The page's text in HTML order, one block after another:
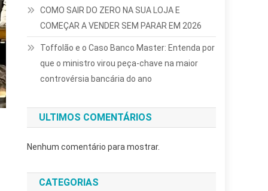
COMO SAIR DO ZERO NA SUA LOJA E
COMEÇAR A VENDER SEM PARAR EM 2026
Toffolão e o Caso Banco Master: Entenda por
que o ministro virou peça-chave na maior
controvérsia bancária do ano
ULTIMOS COMENTÁRIOS
Nenhum comentário para mostrar.
CATEGORIAS